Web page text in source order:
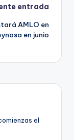
entrada
AMLO en
en junio
el